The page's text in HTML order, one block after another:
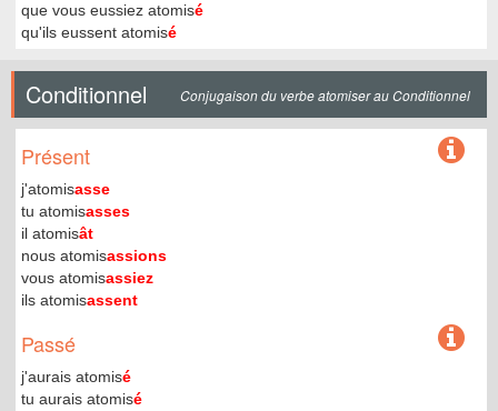
que vous eussiez atomisé
qu'ils eussent atomisé
Conditionnel Conjugaison du verbe atomiser au Conditionnel
Présent
j'atomisasse
tu atomisasses
il atomisât
nous atomisassions
vous atomisassiez
ils atomisassent
Passé
j'aurais atomisé
tu aurais atomisé